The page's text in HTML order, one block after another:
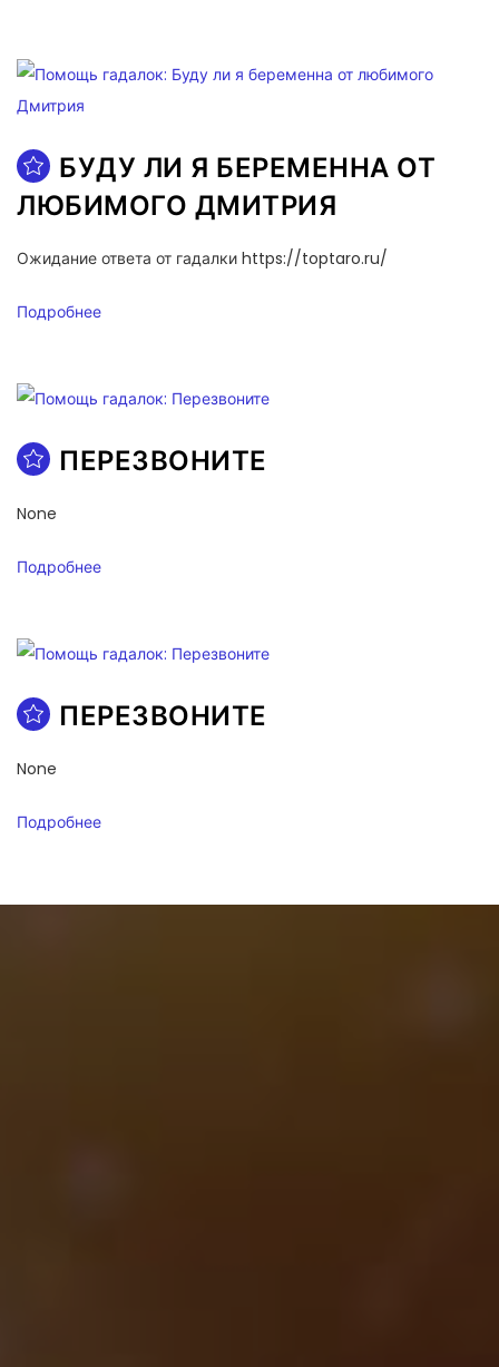
БУДУ ЛИ Я БЕРЕМЕННА ОТ
ЛЮБИМОГО ДМИТРИЯ
Ожидание ответа от гадалки https://toptaro.ru/
Подробнее
ПЕРЕЗВОНИТЕ
None
Подробнее
ПЕРЕЗВОНИТЕ
None
Подробнее